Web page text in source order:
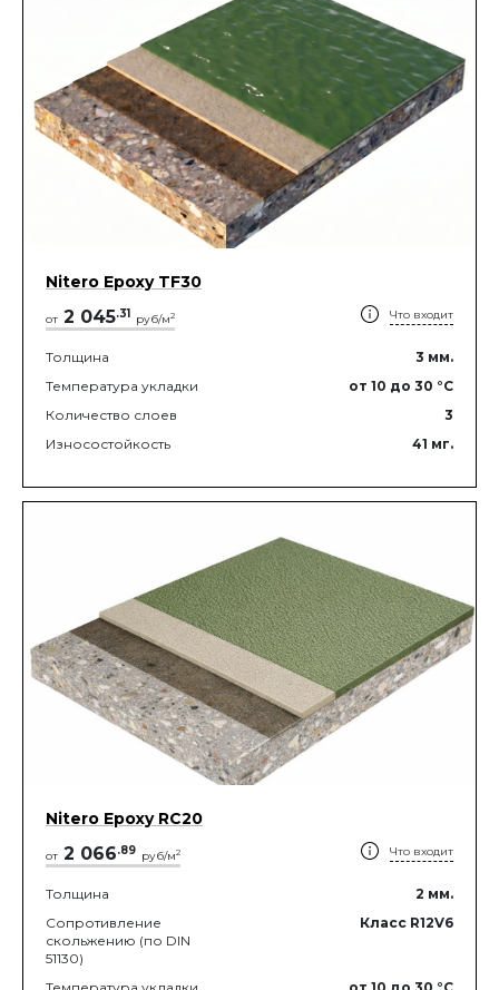
Nitero Epoxy TF30
от 2 045.31 руб/м2 Что входит
Толщина 3 мм.
Температура укладки
от 10 до 30 °C
Количество слоев
3
Износостойкость
41 мг.
Nitero Epoxy RС20
от 2 066.89 руб/м2 Что входит
Толщина 2 мм.
Сопротивление
скольжению (по DIN
51130)
Класс R12V6